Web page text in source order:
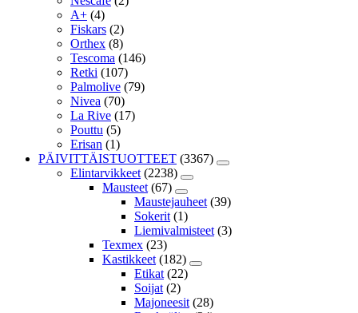
A+ (4)
Fiskars (2)
Orthex (8)
Tescoma (146)
Retki (107)
Palmolive (79)
Nivea (70)
La Rive (17)
Pouttu (5)
Erisan (1)
PÄIVITTÄISTUOTTEET (3367)
Elintarvikkeet (2238)
Mausteet (67)
Maustejauheet (39)
Sokerit (1)
Liemivalmisteet (3)
Texmex (23)
Kastikkeet (182)
Etikat (22)
Soijat (2)
Majoneesit (28)